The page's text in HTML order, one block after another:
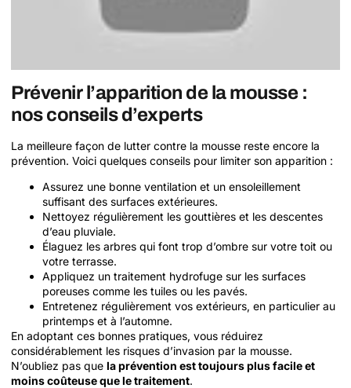
Prévenir l’apparition de la mousse :
nos conseils d’experts
La meilleure façon de lutter contre la mousse reste encore la
prévention. Voici quelques conseils pour limiter son apparition :
Assurez une bonne ventilation et un ensoleillement
suffisant des surfaces extérieures.
Nettoyez régulièrement les gouttières et les descentes
d’eau pluviale.
Élaguez les arbres qui font trop d’ombre sur votre toit ou
votre terrasse.
Appliquez un traitement hydrofuge sur les surfaces
poreuses comme les tuiles ou les pavés.
Entretenez régulièrement vos extérieurs, en particulier au
printemps et à l’automne.
En adoptant ces bonnes pratiques, vous réduirez
considérablement les risques d’invasion par la mousse.
N’oubliez pas que la prévention est toujours plus facile et
moins coûteuse que le traitement.